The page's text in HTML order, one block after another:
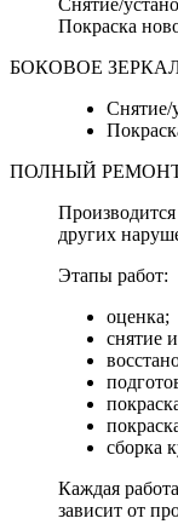
Снятие/
Покраска
БОКОВОЕ
Снятие/
ПОЛНЫЙ
других
Этапы работ:
оценка;
снятие
сборка
Каждая
зависит от